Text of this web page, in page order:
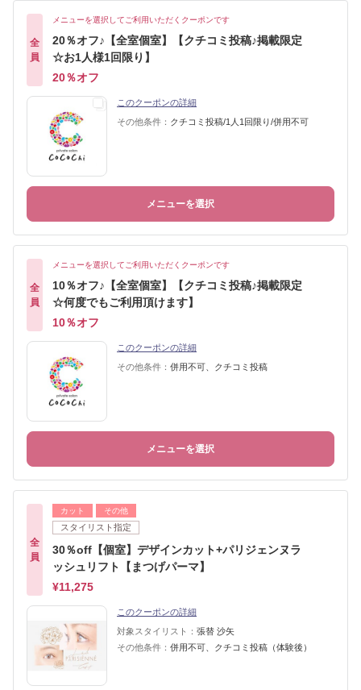
全
員
メニューを選択してご利用いただくクーポンです
20％オフ♪【全室個室】【クチコミ投稿♪掲載限定
☆お1人様1回限り】
20％オフ
このクーポンの詳細
その他条件： クチコミ投稿/1人1回限り/併用不可
メニューを選択
全
員
メニューを選択してご利用いただくクーポンです
10％オフ♪【全室個室】【クチコミ投稿♪掲載限定
☆何度でもご利用頂けます】
10％オフ
このクーポンの詳細
その他条件： 併用不可、クチコミ投稿
メニューを選択
全
員
カット その他
スタイリスト指定
30％off【個室】デザインカット+パリジェンヌラ
ッシュリフト【まつげパーマ】
¥11,275
このクーポンの詳細
対象スタイリスト： 張替 沙矢
その他条件： 併用不可、クチコミ投稿（体験後）